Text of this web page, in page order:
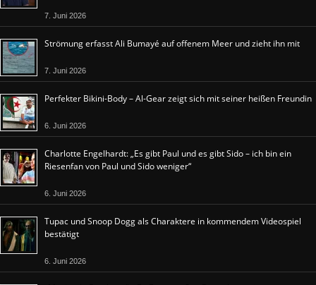
7. Juni 2026
Strömung erfasst Ali Bumayé auf offenem Meer und zieht ihn mit
7. Juni 2026
Perfekter Bikini-Body – Al-Gear zeigt sich mit seiner heißen Freundin
6. Juni 2026
Charlotte Engelhardt: „Es gibt Paul und es gibt Sido – ich bin ein
Riesenfan von Paul und Sido weniger“
6. Juni 2026
Tupac und Snoop Dogg als Charaktere in kommendem Videospiel
bestätigt
6. Juni 2026